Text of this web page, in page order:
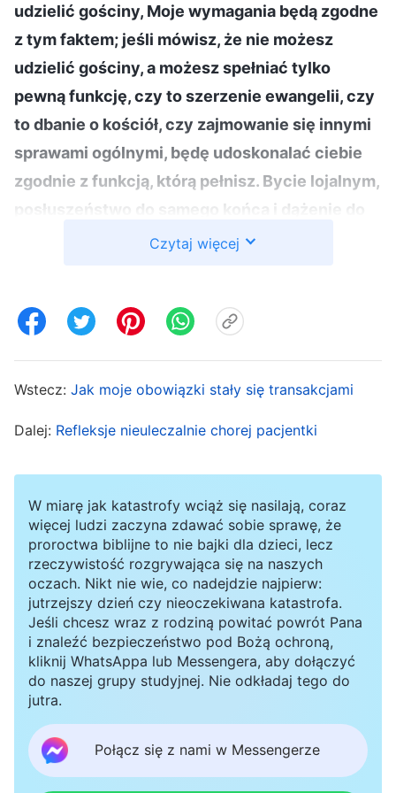
udzielić gościny, Moje wymagania będą zgodne
z tym faktem; jeśli mówisz, że nie możesz
udzielić gościny, a możesz spełniać tylko
pewną funkcję, czy to szerzenie ewangelii, czy
to dbanie o kościół, czy zajmowanie się innymi
sprawami ogólnymi, będę udoskonalać ciebie
zgodnie z funkcją, którą pełnisz. Bycie lojalnym,
posłuszeństwo do samego końca i dążenie do
osiągnięcia najwyższej miłości do Boga – to jest
człowieka oczekuje się w końcu osiągnięcia
aktywnie przeć w górę oraz naprzód i nie
cudownego miejsca przeznaczenia, w: Słowo, t. 1,
Pojawienie się Boga i Jego dzieło). W słowach
Bożych dostrzegłam sprawiedliwość Boga. On
każdemu daje szansę na dostąpienie zbawienia i
bycie doskonalonym. Nie uzależnia zbawienia
ludzi od ich wieku ani nie uzależnia ich
doskonalenia od tego, ile obowiązków
wykonywali obowiązki w miarę swoich
możliwości, by dążyli do prawdy, by zdobyli się
Czytaj więcej
Wstecz: Jak moje obowiązki stały się transakcjami
Dalej: Refleksje nieuleczalnie chorej pacjentki
W miarę jak katastrofy wciąż się nasilają, coraz
więcej ludzi zaczyna zdawać sobie sprawę, że
proroctwa biblijne to nie bajki dla dzieci, lecz
rzeczywistość rozgrywająca się na naszych
oczach. Nikt nie wie, co nadejdzie najpierw:
jutrzejszy dzień czy nieoczekiwana katastrofa.
Jeśli chcesz wraz z rodziną powitać powrót Pana
i znaleźć bezpieczeństwo pod Bożą ochroną,
kliknij WhatsAppa lub Messengera, aby dołączyć
do naszej grupy studyjnej. Nie odkładaj tego do
jutra.
Połącz się z nami w Messengerze